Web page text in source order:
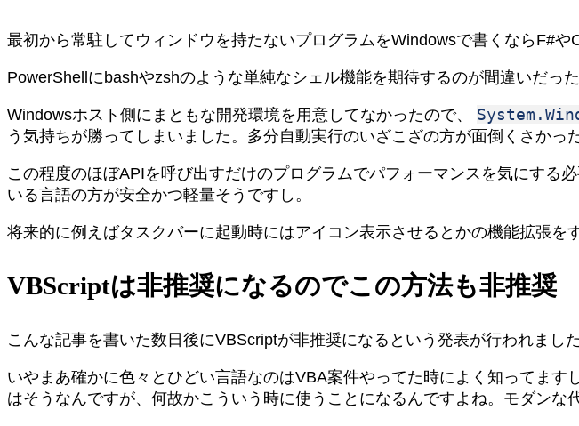
最初から常駐してウィンドウを持たないプログラムをWindowsで書くならF#や
PowerShellにbashやzshのような単純なシェル機能を期待するのが間違いだっ
Windowsホスト側にまともな開発環境を用意してなかったので、
う気持ちが勝ってしまいました。多分自動実行のいざこざの方が面倒くさかっ
この程度のほぼAPIを呼び出すだけのプログラムでパフォーマンスを気にする
いる言語の方が安全かつ軽量そうですし。
将来的に例えばタスクバーに起動時にはアイコン表示させるとかの機能拡張を
VBScriptは非推奨になるのでこの方法も非推奨
こんな記事を書いた数日後にVBScriptが非推奨になるという発表が行われました
いやまあ確かに色々とひどい言語なのはVBA案件やってた時によく知ってま
はそうなんですが、何故かこういう時に使うことになるんですよね。モダンな